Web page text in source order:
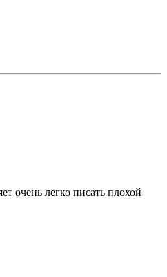
очень легко писать плохой